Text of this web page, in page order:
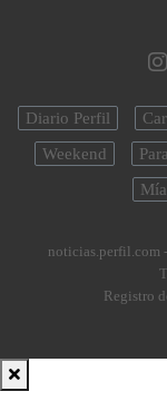
Diario Perfil
Weekend
Mía
noticias.perfil.com
Registro